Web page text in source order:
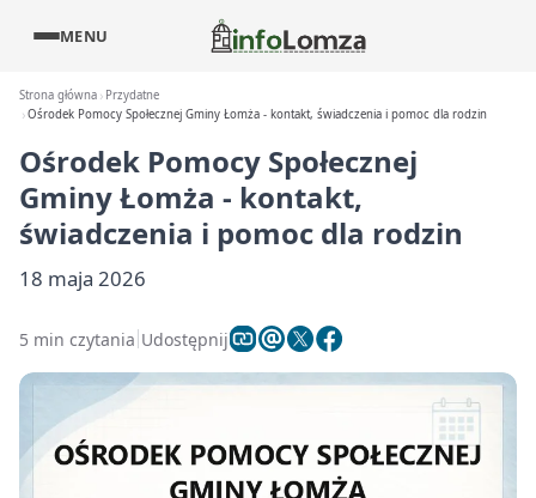
MENU
Strona główna
Przydatne
Ośrodek Pomocy Społecznej Gminy Łomża - kontakt, świadczenia i pomoc dla rodzin
Ośrodek Pomocy Społecznej
Gminy Łomża - kontakt,
świadczenia i pomoc dla rodzin
18 maja 2026
5 min czytania Udostępnij